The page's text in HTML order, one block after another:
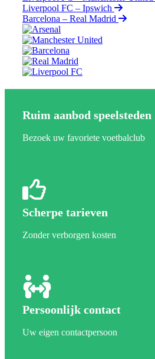
Liverpool FC – Ipswich
Barcelona – Real Madrid
Ruim aanbod speelsteden
Bezoek uw favoriete voetbalclub
Scherpe tarieven
Zonder verborgen kosten
Persoonlijk contact
Uw eigen contactpersoon